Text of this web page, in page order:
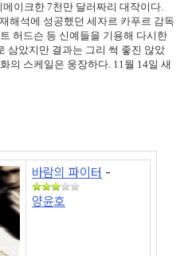
이크한 7천만 달러짜리 대작이다.
해석에 성공했던 세자르 카푸르 감독
허드슨 등 신예들을 기용해 다시한
삼았지만 결과는 그리 썩 좋진 않았
의 스케일은 웅장하다. 11월 14일 새
바람의 파이터 -
양윤호